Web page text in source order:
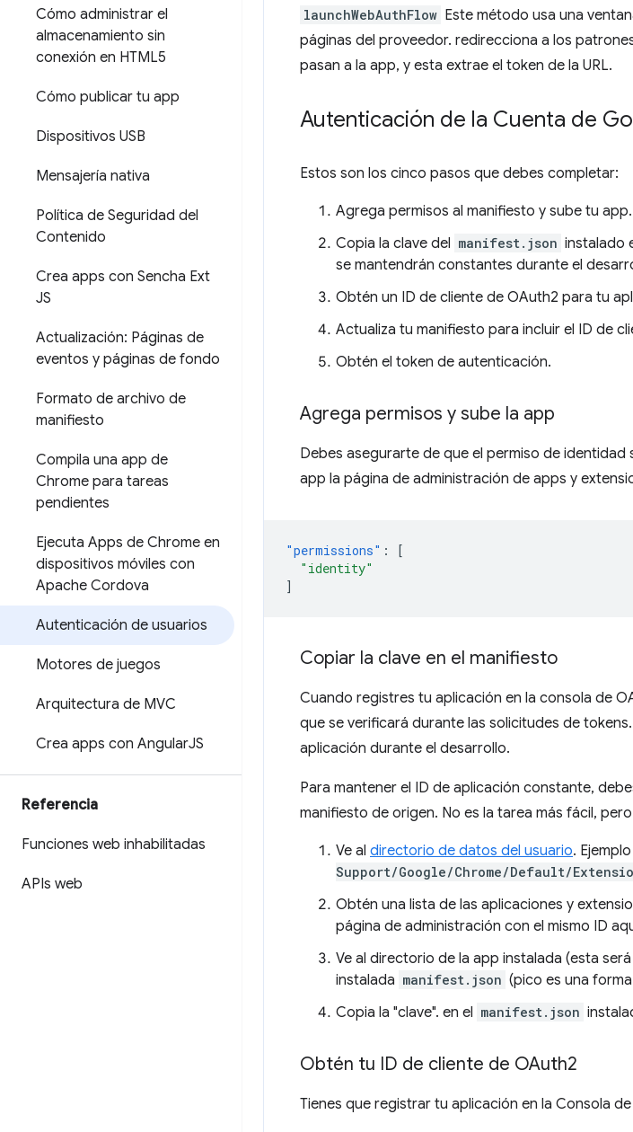
Cómo administrar el
almacenamiento sin
conexión en HTML5
Cómo publicar tu app
Dispositivos USB
Mensajería nativa
Política de Seguridad del
Contenido
Crea apps con Sencha Ext
JS
Actualización: Páginas de
eventos y páginas de fondo
Formato de archivo de
manifiesto
Compila una app de
Chrome para tareas
pendientes
Ejecuta Apps de Chrome en
dispositivos móviles con
Apache Cordova
Autenticación de usuarios
Motores de juegos
Arquitectura de MVC
Crea apps con AngularJS
Referencia
Funciones web inhabilitadas
APIs web
launchWebAuthFlow Este método usa una
páginas del proveedor. redirecciona a los
pasan a la app, y esta extrae el token de la URL.
Autenticación de la Cuenta de
Estos son los cinco pasos que debes completar:
Agrega permisos al manifiesto y sube tu app.
Copia la clave del manifest.json instalado
se mantendrán constantes durante el
Obtén un ID de cliente de OAuth2 para tu
Actualiza tu manifiesto para incluir el ID de
Obtén el token de autenticación.
Agrega permisos y sube la app
Debes asegurarte de que el permiso de
app la página de administración de apps y
"permissions" :
[
"identity"
]
Copiar la clave en el manifiesto
Cuando registres tu aplicación en la consola de
que se verificará durante las solicitudes de
aplicación durante el desarrollo.
Para mantener el ID de aplicación constante,
manifiesto de origen. No es la tarea más fácil,
Ve al directorio de datos del usuario.
Support/Google/Chrome/Default/
Obtén una lista de las aplicaciones y
página de administración con el mismo ID
Ve al directorio de la app instalada (esta
instalada manifest.json (pico es una
Copia la "clave". en el manifest.json
Obtén tu ID de cliente de OAuth2
Tienes que registrar tu aplicación en la Consola